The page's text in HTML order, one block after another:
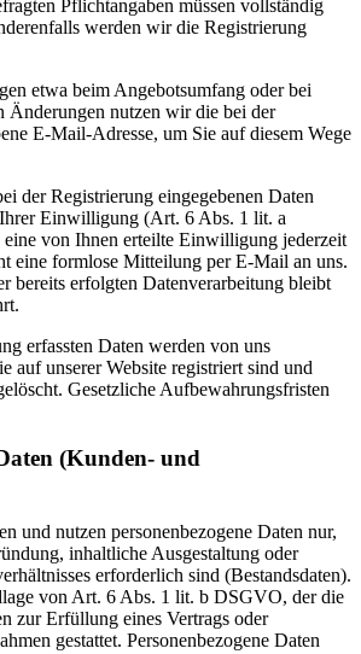
Pflichtangaben müssen vollständig
werden wir die Registrierung
etwa beim Angebotsumfang oder bei
Änderungen nutzen wir die bei der
E-Mail-Adresse, um Sie auf diesem Wege
der Registrierung eingegebenen Daten
Einwilligung (Art. 6 Abs. 1 lit. a
von Ihnen erteilte Einwilligung jederzeit
eine formlose Mitteilung per E-Mail an uns.
bereits erfolgten Datenverarbeitung bleibt
erfassten Daten werden von uns
auf unserer Website registriert sind und
Gesetzliche Aufbewahrungsfristen
(Kunden- und
und nutzen personenbezogene Daten nur,
inhaltliche Ausgestaltung oder
erforderlich sind (Bestandsdaten).
von Art. 6 Abs. 1 lit. b DSGVO, der die
zur Erfüllung eines Vertrags oder
gestattet. Personenbezogene Daten